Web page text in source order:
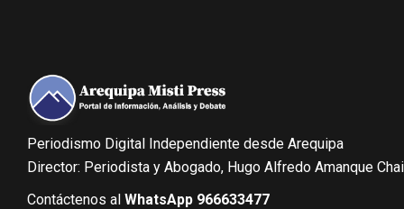
Periodismo Digital Independiente desde Arequipa
Director: Periodista y Abogado, Hugo Alfredo Amanque
Contáctenos al WhatsApp 966633477